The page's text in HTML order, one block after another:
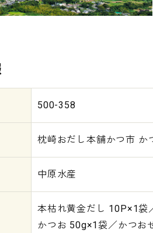
500-358
枕崎おだし本舗かつ市 か
中原水産
本枯れ黄金だし 10P×1袋
かつお 50g×1袋／かつお